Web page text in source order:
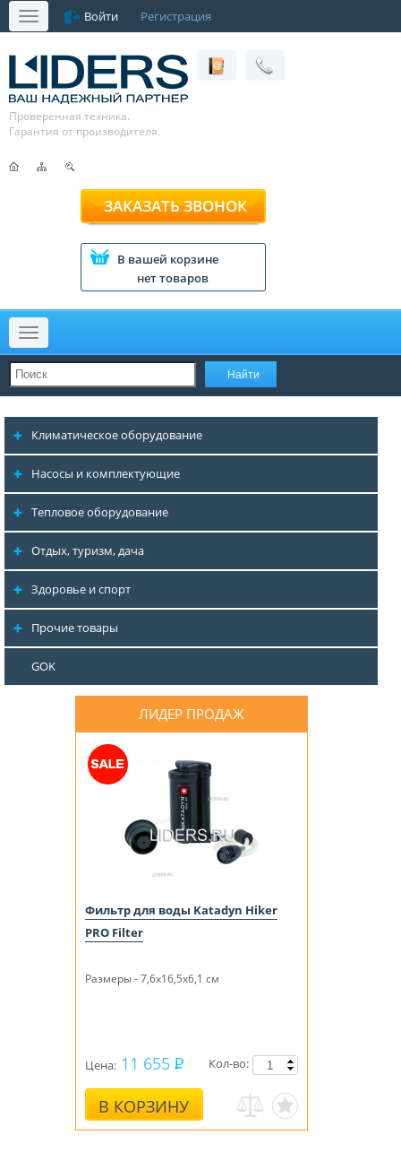
Меню Войти Регистрация
Проверенная техника.
Гарантия от производителя.
ЗАКАЗАТЬ ЗВОНОК
В вашей корзине
нет товаров
Меню
Климатическое оборудование
Насосы и комплектующие
Тепловое оборудование
Отдых, туризм, дача
Здоровье и спорт
Прочие товары
GOK
ЛИДЕР ПРОДАЖ
Фильтр для воды Katadyn Hiker
PRO Filter
Размеры - 7,6x16,5x6,1 см
Цена: 11 655
В КОРЗИНУ
Кол-во: